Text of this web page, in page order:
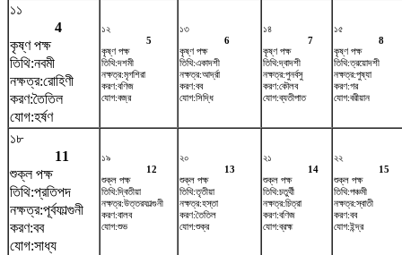
১১
4
কৃষ্ণ পক্ষ
তিথি:নবমী
নক্ষত্র:রোহিণী
করণ:তৈতিল
যোগ:হর্ষণ
১২
5
কৃষ্ণ পক্ষ
তিথি:দশমী
নক্ষত্র:মৃগশিরা
করণ:বণিজ
যোগ:বজ্র
১৩
6
কৃষ্ণ পক্ষ
তিথি:একাদশী
নক্ষত্র:আর্দ্রা
করণ:বব
যোগ:সিদ্ধি
১৪
7
কৃষ্ণ পক্ষ
তিথি:দ্বাদশী
নক্ষত্র:পুনর্বসু
করণ:কৌলব
যোগ:ব্যতীপাত
১৫
8
কৃষ্ণ পক্ষ
তিথি:ত্রয়োদশী
নক্ষত্র:পুষ্যা
করণ:গর
যোগ:বরীয়ান
১৮
11
শুক্ল পক্ষ
তিথি:প্রতিপদ
নক্ষত্র:পূর্বফাল্গুনী
করণ:বব
যোগ:সাধ্য
১৯
12
শুক্ল পক্ষ
তিথি:দ্বিতীয়া
নক্ষত্র:উত্তরফাল্গুনী
করণ:বালব
যোগ:শুভ
২০
13
শুক্ল পক্ষ
তিথি:তৃতীয়া
নক্ষত্র:হস্তা
করণ:তৈতিল
যোগ:শুক্র
২১
14
শুক্ল পক্ষ
তিথি:চতুর্থী
নক্ষত্র:চিত্রা
করণ:বণিজ
যোগ:ব্রহ্ম
২২
15
শুক্ল পক্ষ
তিথি:পঞ্চমী
নক্ষত্র:স্বাতী
করণ:বব
যোগ:ইন্দ্র